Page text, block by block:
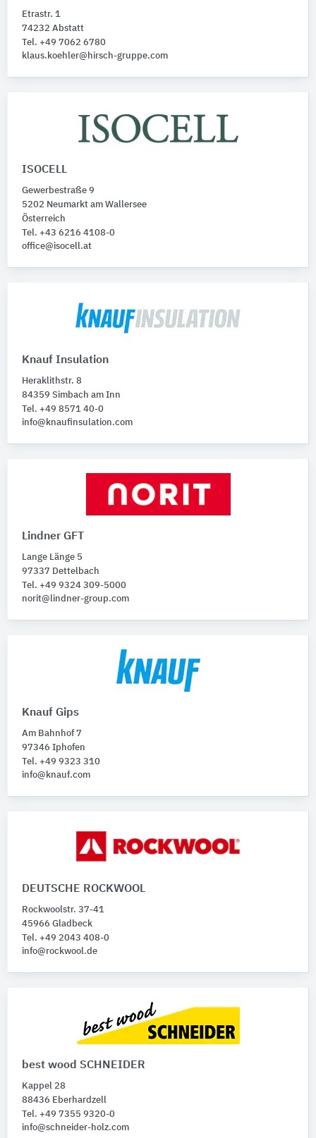
Etrastr. 1
74232 Abstatt
Tel. +49 7062 6780
klaus.koehler@hirsch-gruppe.com
ISOCELL
Gewerbestraße 9
5202 Neumarkt am Wallersee
Österreich
Tel. +43 6216 4108-0
office@isocell.at
Knauf Insulation
Heraklithstr. 8
84359 Simbach am Inn
Tel. +49 8571 40-0
info@knaufinsulation.com
Lindner GFT
Lange Länge 5
97337 Dettelbach
Tel. +49 9324 309-5000
norit@lindner-group.com
Knauf Gips
Am Bahnhof 7
97346 Iphofen
Tel. +49 9323 310
info@knauf.com
DEUTSCHE ROCKWOOL
Rockwoolstr. 37-41
45966 Gladbeck
Tel. +49 2043 408-0
info@rockwool.de
best wood SCHNEIDER
Kappel 28
88436 Eberhardzell
Tel. +49 7355 9320-0
info@schneider-holz.com